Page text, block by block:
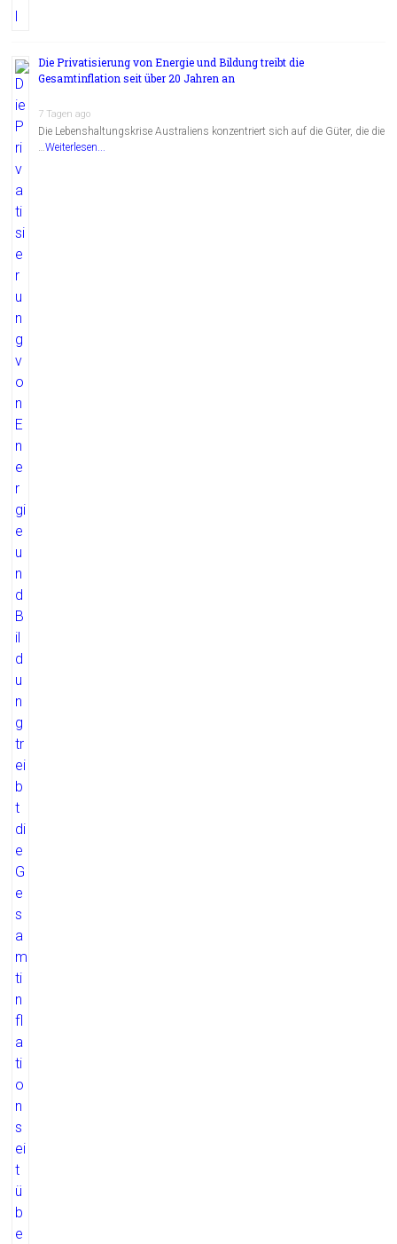
Die Privatisierung von Energie und Bildung treibt die
Gesamtinflation seit über 20 Jahren an
7 Tagen ago
Die Lebenshaltungskrise Australiens konzentriert sich auf die Güter, die die
…Weiterlesen...